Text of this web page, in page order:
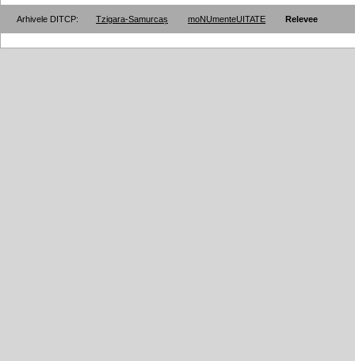
Arhivele DITCP: Tzigara-Samurcaș moNUmenteUITATE Relevee